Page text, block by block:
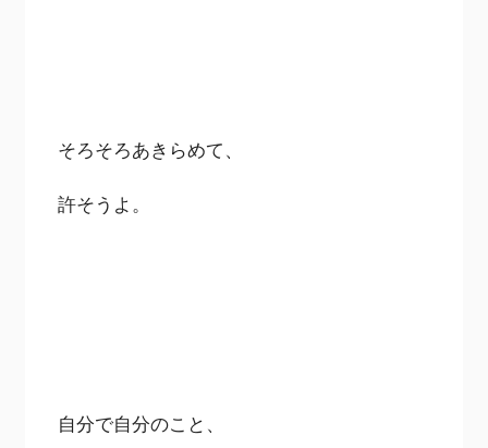
そろそろあきらめて、
許そうよ。
自分で自分のこと、